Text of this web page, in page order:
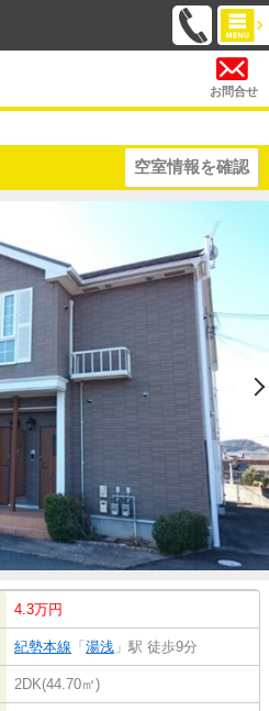
お問合せ
空室情報を確認
4.3万円
紀勢本線 「 湯浅 」駅 徒歩9分
2DK(44.70㎡)